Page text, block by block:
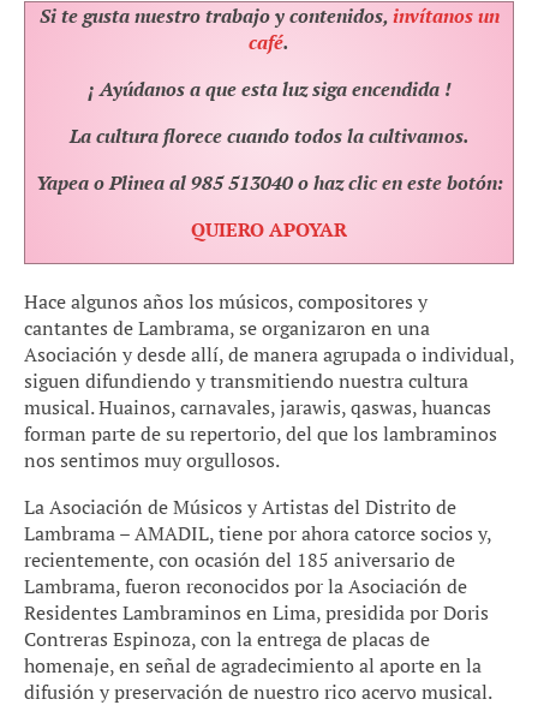
Si te gusta nuestro trabajo y contenidos,invítanos un
café.
¡ Ayúdanos a que esta luz siga encendida !
La cultura florece cuando todos la cultivamos.
Yapea o Plinea al 985 513040 o haz clic en este botón:
QUIERO APOYAR
Hace algunos años los músicos, compositores y
cantantes de Lambrama, se organizaron en una
Asociación y desde allí, de manera agrupada o individual,
siguen difundiendo y transmitiendo nuestra cultura
musical. Huainos, carnavales, jarawis, qaswas, huancas
forman parte de su repertorio, del que los lambraminos
nos sentimos muy orgullosos.
La Asociación de Músicos y Artistas del Distrito de
Lambrama – AMADIL, tiene por ahora catorce socios y,
recientemente, con ocasión del 185 aniversario de
Lambrama, fueron reconocidos por la Asociación de
Residentes Lambraminos en Lima, presidida por Doris
Contreras Espinoza, con la entrega de placas de
homenaje, en señal de agradecimiento al aporte en la
difusión y preservación de nuestro rico acervo musical.